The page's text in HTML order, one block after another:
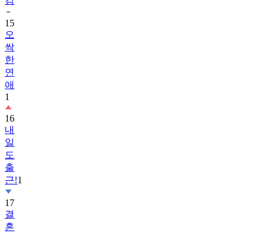
15
오
싹
한
연
애
1
16
내
일
도
출
근!1
17
결
혼